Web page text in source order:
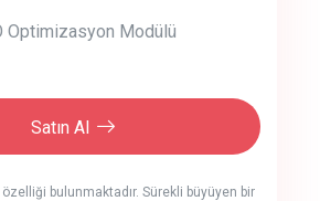
Optimizasyon Modülü
Satın Al
bulunmaktadır. Sürekli büyüyen bir